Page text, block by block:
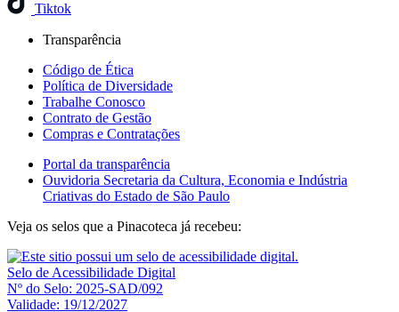
Tiktok
Transparência
Código de Ética
Política de Diversidade
Trabalhe Conosco
Contrato de Gestão
Compras e Contratações
Portal da transparência
Ouvidoria Secretaria da Cultura, Economia e Indústria
Criativas do Estado de São Paulo
Veja os selos que a Pinacoteca já recebeu:
Selo de Acessibilidade Digital
Nº do Selo: 2025-SAD/092
Validade: 19/12/2027